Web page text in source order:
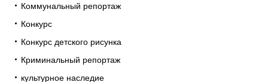
Коммунальный репортаж
Конкурс
Конкурс детского рисунка
Криминальный репортаж
культурное наследие